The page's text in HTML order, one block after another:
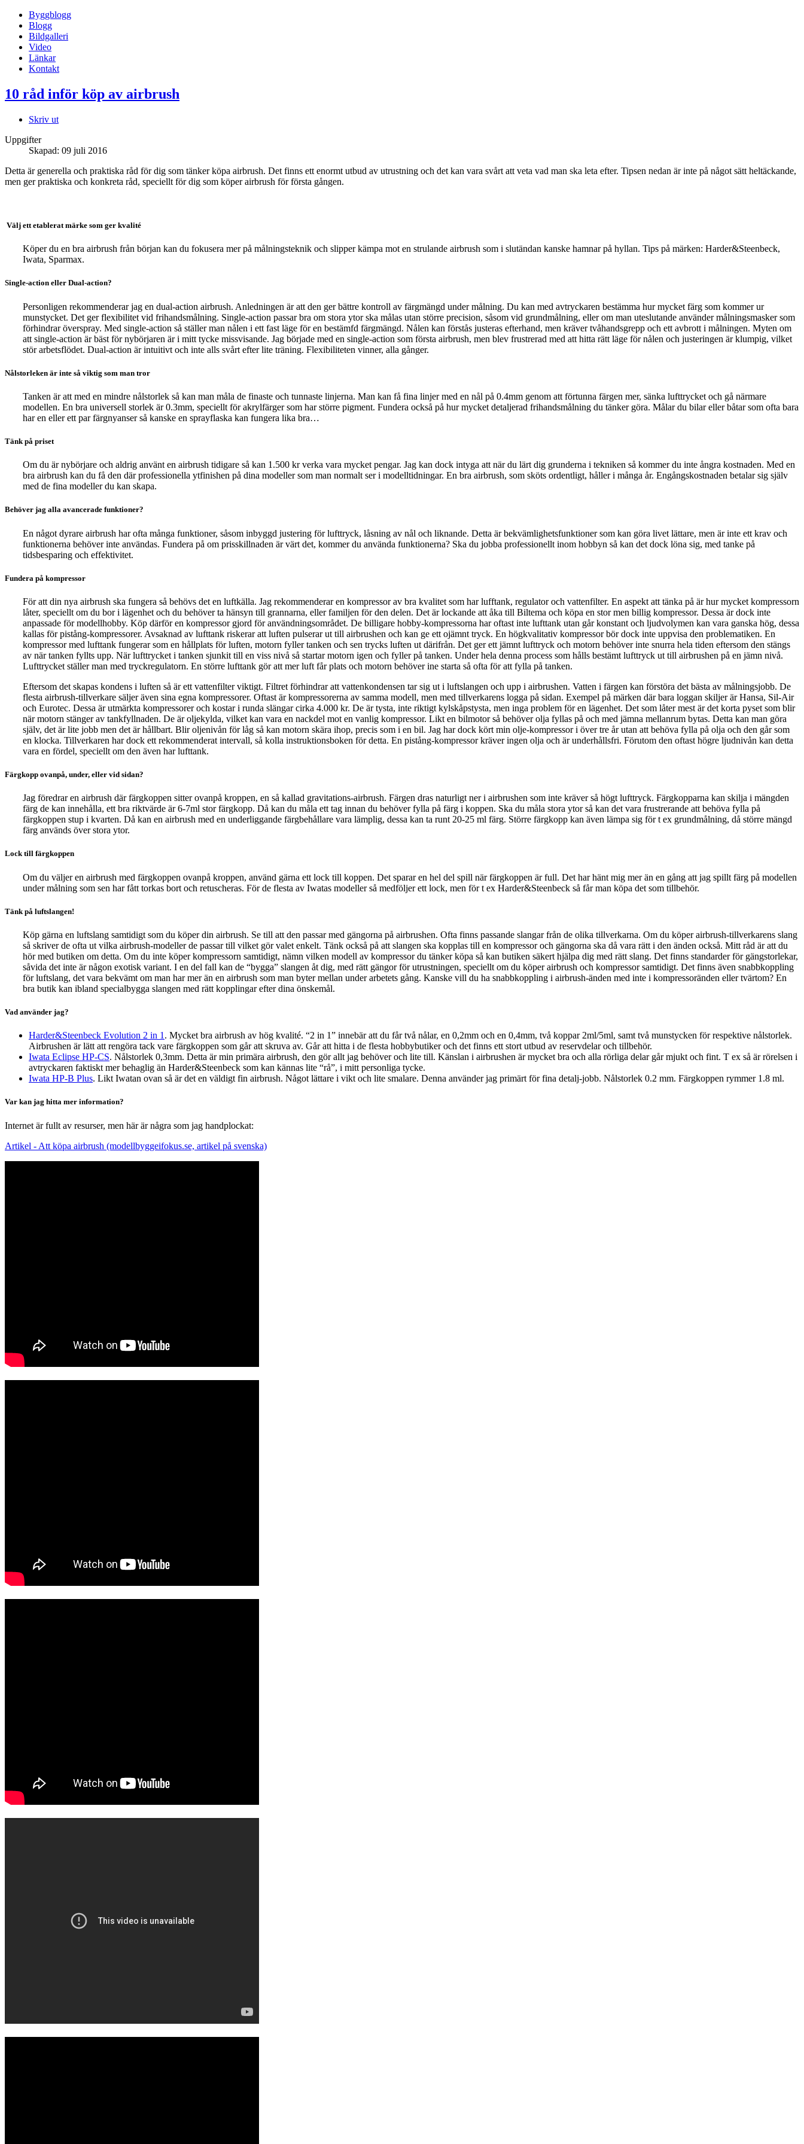
Byggblogg
Blogg
Bildgalleri
Video
Länkar
Kontakt
10 råd inför köp av airbrush
Skriv ut
Uppgifter
Skapad: 09 juli 2016
Detta är generella och praktiska råd för dig som tänker köpa airbrush. Det finns ett enormt utbud av utrustning och det kan vara svårt att veta vad man ska leta efter. Tipsen nedan är inte på något sätt heltäckande,
men ger praktiska och konkreta råd, speciellt för dig som köper airbrush för första gången.
Välj ett etablerat märke som ger kvalité
Köper du en bra airbrush från början kan du fokusera mer på målningsteknik och slipper kämpa mot en strulande airbrush som i slutändan kanske hamnar på hyllan. Tips på märken: Harder&Steenbeck,
Iwata, Sparmax.
Single-action eller Dual-action?
Personligen rekommenderar jag en dual-action airbrush. Anledningen är att den ger bättre kontroll av färgmängd under målning. Du kan med avtryckaren bestämma hur mycket färg som kommer ur
munstycket. Det ger flexibilitet vid frihandsmålning. Single-action passar bra om stora ytor ska målas utan större precision, såsom vid grundmålning, eller om man uteslutande använder målningsmasker som
förhindrar överspray. Med single-action så ställer man nålen i ett fast läge för en bestämfd färgmängd. Nålen kan förstås justeras efterhand, men kräver tvåhandsgrepp och ett avbrott i målningen. Myten om
att single-action är bäst för nybörjaren är i mitt tycke missvisande. Jag började med en single-action som första airbrush, men blev frustrerad med att hitta rätt läge för nålen och justeringen är klumpig, vilket
stör arbetsflödet. Dual-action är intuitivt och inte alls svårt efter lite träning. Flexibiliteten vinner, alla gånger.
Nålstorleken är inte så viktig som man tror
Tanken är att med en mindre nålstorlek så kan man måla de finaste och tunnaste linjerna. Man kan få fina linjer med en nål på 0.4mm genom att förtunna färgen mer, sänka lufttrycket och gå närmare
modellen. En bra universell storlek är 0.3mm, speciellt för akrylfärger som har större pigment. Fundera också på hur mycket detaljerad frihandsmålning du tänker göra. Målar du bilar eller båtar som ofta bara
har en eller ett par färgnyanser så kanske en sprayflaska kan fungera lika bra…
Tänk på priset
Om du är nybörjare och aldrig använt en airbrush tidigare så kan 1.500 kr verka vara mycket pengar. Jag kan dock intyga att när du lärt dig grunderna i tekniken så kommer du inte ångra kostnaden. Med en
bra airbrush kan du få den där professionella ytfinishen på dina modeller som man normalt ser i modelltidningar. En bra airbrush, som sköts ordentligt, håller i många år. Engångskostnaden betalar sig själv
med de fina modeller du kan skapa.
Behöver jag alla avancerade funktioner?
En något dyrare airbrush har ofta många funktioner, såsom inbyggd justering för lufttryck, låsning av nål och liknande. Detta är bekvämlighetsfunktioner som kan göra livet lättare, men är inte ett krav och
funktionerna behöver inte användas. Fundera på om prisskillnaden är värt det, kommer du använda funktionerna? Ska du jobba professionellt inom hobbyn så kan det dock löna sig, med tanke på
tidsbesparing och effektivitet.
Fundera på kompressor
För att din nya airbrush ska fungera så behövs det en luftkälla. Jag rekommenderar en kompressor av bra kvalitet som har lufftank, regulator och vattenfilter. En aspekt att tänka på är hur mycket kompressorn
låter, speciellt om du bor i lägenhet och du behöver ta hänsyn till grannarna, eller familjen för den delen. Det är lockande att åka till Biltema och köpa en stor men billig kompressor. Dessa är dock inte
anpassade för modellhobby. Köp därför en kompressor gjord för användningsområdet. De billigare hobby-kompressorna har oftast inte lufttank utan går konstant och ljudvolymen kan vara ganska hög, dessa
kallas för pistång-kompressorer. Avsaknad av lufttank riskerar att luften pulserar ut till airbrushen och kan ge ett ojämnt tryck. En högkvalitativ kompressor bör dock inte uppvisa den problematiken. En
kompressor med lufttank fungerar som en hållplats för luften, motorn fyller tanken och sen trycks luften ut därifrån. Det ger ett jämnt lufttryck och motorn behöver inte snurra hela tiden eftersom den stängs
av när tanken fyllts upp. När lufttrycket i tanken sjunkit till en viss nivå så startar motorn igen och fyller på tanken. Under hela denna process som hålls bestämt lufttryck ut till airbrushen på en jämn nivå.
Lufttrycket ställer man med tryckregulatorn. En större lufttank gör att mer luft får plats och motorn behöver ine starta så ofta för att fylla på tanken.
Eftersom det skapas kondens i luften så är ett vattenfilter viktigt. Filtret förhindrar att vattenkondensen tar sig ut i luftslangen och upp i airbrushen. Vatten i färgen kan förstöra det bästa av målningsjobb. De
flesta airbrush-tillverkare säljer även sina egna kompressorer. Oftast är kompressorerna av samma modell, men med tillverkarens logga på sidan. Exempel på märken där bara loggan skiljer är Hansa, Sil-Air
och Eurotec. Dessa är utmärkta kompressorer och kostar i runda slängar cirka 4.000 kr. De är tysta, inte riktigt kylskåpstysta, men inga problem för en lägenhet. Det som låter mest är det korta pyset som blir
när motorn stänger av tankfyllnaden. De är oljekylda, vilket kan vara en nackdel mot en vanlig kompressor. Likt en bilmotor så behöver olja fyllas på och med jämna mellanrum bytas. Detta kan man göra
själv, det är lite jobb men det är hållbart. Blir oljenivån för låg så kan motorn skära ihop, precis som i en bil. Jag har dock kört min olje-kompressor i över tre år utan att behöva fylla på olja och den går som
en klocka. Tillverkaren har dock ett rekommenderat intervall, så kolla instruktionsboken för detta. En pistång-kompressor kräver ingen olja och är underhållsfri. Förutom den oftast högre ljudnivån kan detta
vara en fördel, speciellt om den även har lufttank.
Färgkopp ovanpå, under, eller vid sidan?
Jag föredrar en airbrush där färgkoppen sitter ovanpå kroppen, en så kallad gravitations-airbrush. Färgen dras naturligt ner i airbrushen som inte kräver så högt lufttryck. Färgkopparna kan skilja i mängden
färg de kan innehålla, ett bra riktvärde är 6-7ml stor färgkopp. Då kan du måla ett tag innan du behöver fylla på färg i koppen. Ska du måla stora ytor så kan det vara frustrerande att behöva fylla på
färgkoppen stup i kvarten. Då kan en airbrush med en underliggande färgbehållare vara lämplig, dessa kan ta runt 20-25 ml färg. Större färgkopp kan även lämpa sig för t ex grundmålning, då större mängd
färg används över stora ytor.
Lock till färgkoppen
Om du väljer en airbrush med färgkoppen ovanpå kroppen, använd gärna ett lock till koppen. Det sparar en hel del spill när färgkoppen är full. Det har hänt mig mer än en gång att jag spillt färg på modellen
under målning som sen har fått torkas bort och retuscheras. För de flesta av Iwatas modeller så medföljer ett lock, men för t ex Harder&Steenbeck så får man köpa det som tillbehör.
Tänk på luftslangen!
Köp gärna en luftslang samtidigt som du köper din airbrush. Se till att den passar med gängorna på airbrushen. Ofta finns passande slangar från de olika tillverkarna. Om du köper airbrush-tillverkarens slang
så skriver de ofta ut vilka airbrush-modeller de passar till vilket gör valet enkelt. Tänk också på att slangen ska kopplas till en kompressor och gängorna ska då vara rätt i den änden också. Mitt råd är att du
hör med butiken om detta. Om du inte köper kompressorn samtidigt, nämn vilken modell av kompressor du tänker köpa så kan butiken säkert hjälpa dig med rätt slang. Det finns standarder för gängstorlekar,
såvida det inte är någon exotisk variant. I en del fall kan de “bygga” slangen åt dig, med rätt gängor för utrustningen, speciellt om du köper airbrush och kompressor samtidigt. Det finns även snabbkoppling
för luftslang, det vara bekvämt om man har mer än en airbrush som man byter mellan under arbetets gång. Kanske vill du ha snabbkoppling i airbrush-änden med inte i kompressoränden eller tvärtom? En
bra butik kan ibland specialbygga slangen med rätt kopplingar efter dina önskemål.
Vad använder jag?
Harder&Steenbeck Evolution 2 in 1 . Mycket bra airbrush av hög kvalité. “2 in 1” innebär att du får två nålar, en 0,2mm och en 0,4mm, två koppar 2ml/5ml, samt två munstycken för respektive nålstorlek.
Airbrushen är lätt att rengöra tack vare färgkoppen som går att skruva av. Går att hitta i de flesta hobbybutiker och det finns ett stort utbud av reservdelar och tillbehör.
Iwata Eclipse HP-CS. Nålstorlek 0,3mm. Detta är min primära airbrush, den gör allt jag behöver och lite till. Känslan i airbrushen är mycket bra och alla rörliga delar går mjukt och fint. T ex så är rörelsen i
avtryckaren faktiskt mer behaglig än Harder&Steenbeck som kan kännas lite “rå”, i mitt personliga tycke.
Iwata HP-B Plus. Likt Iwatan ovan så är det en väldigt fin airbrush. Något lättare i vikt och lite smalare. Denna använder jag primärt för fina detalj-jobb. Nålstorlek 0.2 mm. Färgkoppen rymmer 1.8 ml.
Var kan jag hitta mer information?
Internet är fullt av resurser, men här är några som jag handplockat:
Artikel - Att köpa airbrush (modellbyggeifokus.se, artikel på svenska)